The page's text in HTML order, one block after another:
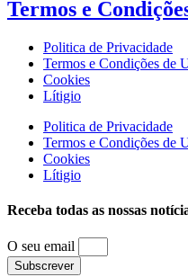
Termos e
Politica de Privacidade
Termos e Condições de
Cookies
Lítigio
Politica de Privacidade
Termos e Condições de
Cookies
Lítigio
Receba todas as nossas
O seu email
Subscrever